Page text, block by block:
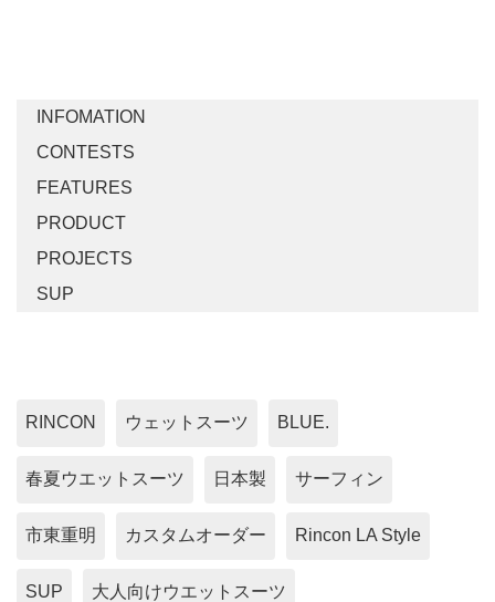
INFOMATION
CONTESTS
FEATURES
PRODUCT
PROJECTS
SUP
RINCON ウェットスーツ BLUE.
春夏ウエットスーツ 日本製 サーフィン
市東重明 カスタムオーダー Rincon LA Style
SUP 大人向けウエットスーツ